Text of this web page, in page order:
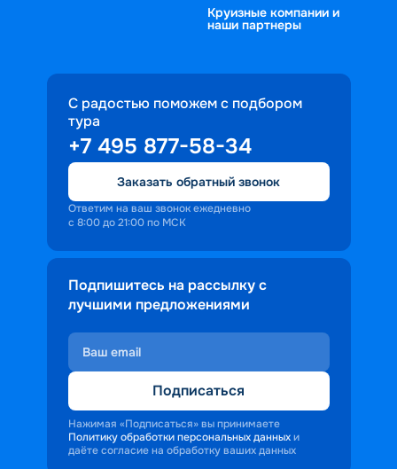
Круизные компании и
наши партнеры
С радостью поможем с подбором
тура
+7 495 877-58-34
Заказать обратный звонок
Ответим на ваш звонок ежедневно
с 8:00 до 21:00 по МСК
Подпишитесь на рассылку с
лучшими предложениями
Подписаться
Нажимая «Подписаться» вы принимаете
Политику обработки персональных данных и
даёте согласие на обработку ваших данных